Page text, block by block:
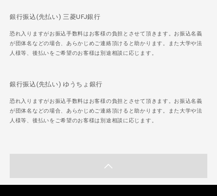
銀行振込(先払い) 三菱UFJ銀行
恐れ入りますがお振込手数料はお客様の負担とさせて頂きます。お振込名義
が団体名などの場合、あらかじめご連絡頂けると助かります。また大学や法
人様等、後払いをご希望のお客様は別途相談に応じます。
銀行振込(先払い) ゆうちょ銀行
恐れ入りますがお振込手数料はお客様の負担とさせて頂きます。お振込名義
が団体名などの場合、あらかじめご連絡頂けると助かります。また大学や法
人様等、後払いをご希望のお客様は別途相談に応じます。